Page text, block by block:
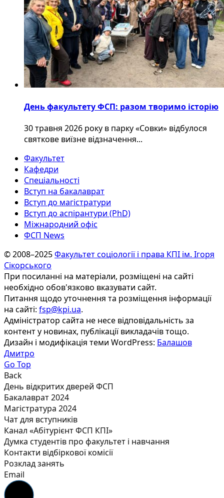
День факультету ФСП: разом творимо історію
30 травня 2026 року в парку «Совки» відбулося
святкове виїзне відзначення...
Факультет
Кафедри
Спеціальності
Вступ на бакалаврат
Вступ до магістратури
Вступ до аспірантури (PhD)
Міжнародний офіс
ФСП News
© 2008–2025Факультет соціології і права КПІ ім. Ігоря
Сікорського
При посиланні на матеріали, розміщені на сайті
необхідно обов'язково вказувати сайт.
Питання щодо уточнення та розміщення інформації
на сайті: fsp@kpi.ua.
Адміністратор сайта не несе відповідальність за
контент у новинах, публікації викладачів тощо.
Дизайн і модифікація теми WordPress: Балашов
Дмитро
Go Top
Back
День відкритих дверей ФСП
Бакалаврат 2024
Магістратура 2024
Чат для вступників
Канал «Абітурієнт ФСП КПІ»
Думка студентів про факультет і навчання
Контакти відбіркової комісії
Розклад занять
Email